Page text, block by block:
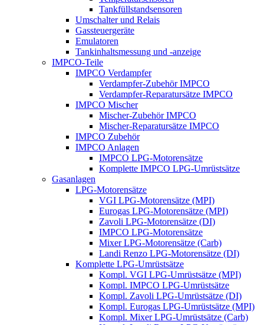
Tankfüllstandsensoren
Umschalter und Relais
Gassteuergeräte
Emulatoren
Tankinhaltsmessung und -anzeige
IMPCO-Teile
IMPCO Verdampfer
Verdampfer-Zubehör IMPCO
Verdampfer-Reparatursätze IMPCO
IMPCO Mischer
Mischer-Zubehör IMPCO
Mischer-Reparatursätze IMPCO
IMPCO Zubehör
IMPCO Anlagen
IMPCO LPG-Motorensätze
Komplette IMPCO LPG-Umrüstsätze
Gasanlagen
LPG-Motorensätze
VGI LPG-Motorensätze (MPI)
Eurogas LPG-Motorensätze (MPI)
Zavoli LPG-Motorensätze (DI)
IMPCO LPG-Motorensätze
Mixer LPG-Motorensätze (Carb)
Landi Renzo LPG-Motorensätze (DI)
Komplette LPG-Umrüstsätze
Kompl. VGI LPG-Umrüstsätze (MPI)
Kompl. IMPCO LPG-Umrüstsätze
Kompl. Zavoli LPG-Umrüstsätze (DI)
Kompl. Eurogas LPG-Umrüstsätze (MPI)
Kompl. Mixer LPG-Umrüstsätze (Carb)